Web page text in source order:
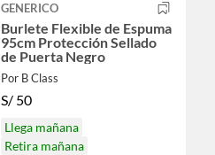
GENERICO
Burlete Flexible de Espuma
95cm Protección Sellado
de Puerta Negro
Por B Class
S/ 50
Llega mañana
Retira mañana